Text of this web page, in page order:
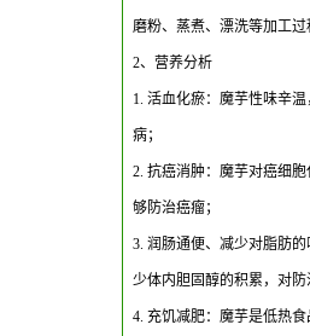
磨粉、蒸煮、漂洗等加工过
2、营养分析
1. 活血化瘀：魔芋性味辛
病；
2. 抗癌消肿：魔芋对癌细
够防治癌瘤；
3. 润肠通便、减少对脂肪
少体内胆固醇的积累，对
4. 充饥减肥：魔芋是低热